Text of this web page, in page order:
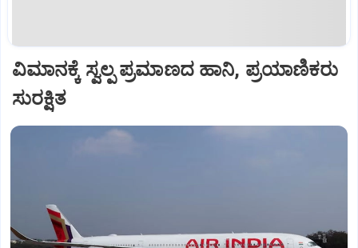
ವಿಮಾನಕ್ಕೆ ಸ್ವಲ್ಪ ಪ್ರಮಾಣದ ಹಾನಿ, ಪ್ರಯಾಣಿಕರು
ಸುರಕ್ಷಿತ